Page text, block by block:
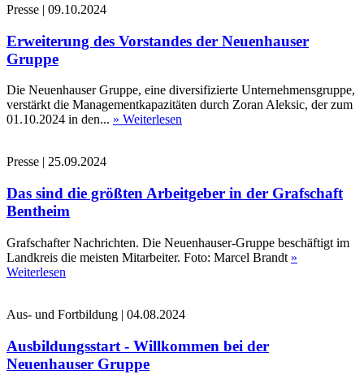
Presse | 09.10.2024
Erweiterung des Vorstandes der Neuenhauser
Gruppe
Die Neuenhauser Gruppe, eine diversifizierte Unternehmensgruppe,
verstärkt die Managementkapazitäten durch Zoran Aleksic, der zum
01.10.2024 in den... » Weiterlesen
Presse | 25.09.2024
Das sind die größten Arbeitgeber in der Grafschaft
Bentheim
Grafschafter Nachrichten. Die Neuenhauser-Gruppe beschäftigt im
Landkreis die meisten Mitarbeiter. Foto: Marcel Brandt »
Weiterlesen
Aus- und Fortbildung | 04.08.2024
Ausbildungsstart - Willkommen bei der
Neuenhauser Gruppe